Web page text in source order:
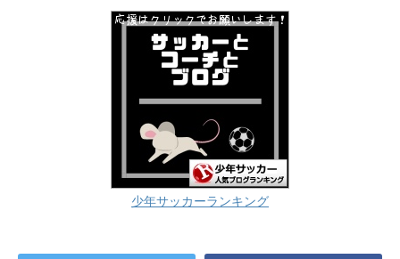
少年サッカーランキング